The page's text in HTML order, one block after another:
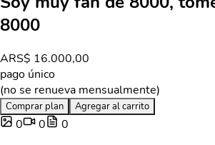
8000
ARS$ 16.000,00
pago único
(no se renueva mensualmente)
Comprar plan Agregar al carrito
0 0 0